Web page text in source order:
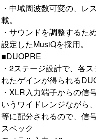
・中域周波数可変の、レ
載。
・サウンドを調整するた
設定したMusiQを採用。
■DUOPRE
・2ステージ設計で、各
れたゲインが得られる
・XLR入力端子からの信
いうワイドレンジながら
等に配分されるので、信
スペック